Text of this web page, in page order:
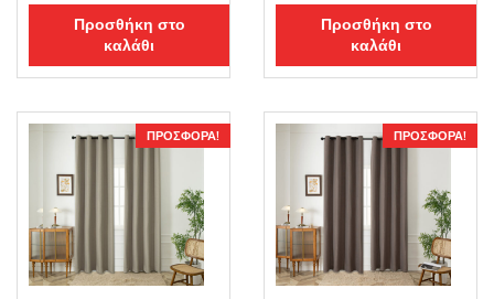
price
τρέχουσα
τιμή
είναι:
35.20€.
Προσθήκη στο
καλάθι
price
τρέχουσα
τιμή
είναι:
35.20€.
Προσθήκη στο
καλάθι
ΠΡΟΣΦΟΡΆ! ΠΡΟΣΦΟΡΆ!